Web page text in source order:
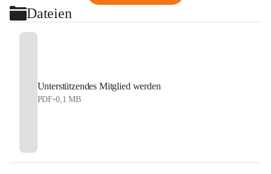
Dateien
Unterstützendes Mitglied werden
PDF•0,1 MB